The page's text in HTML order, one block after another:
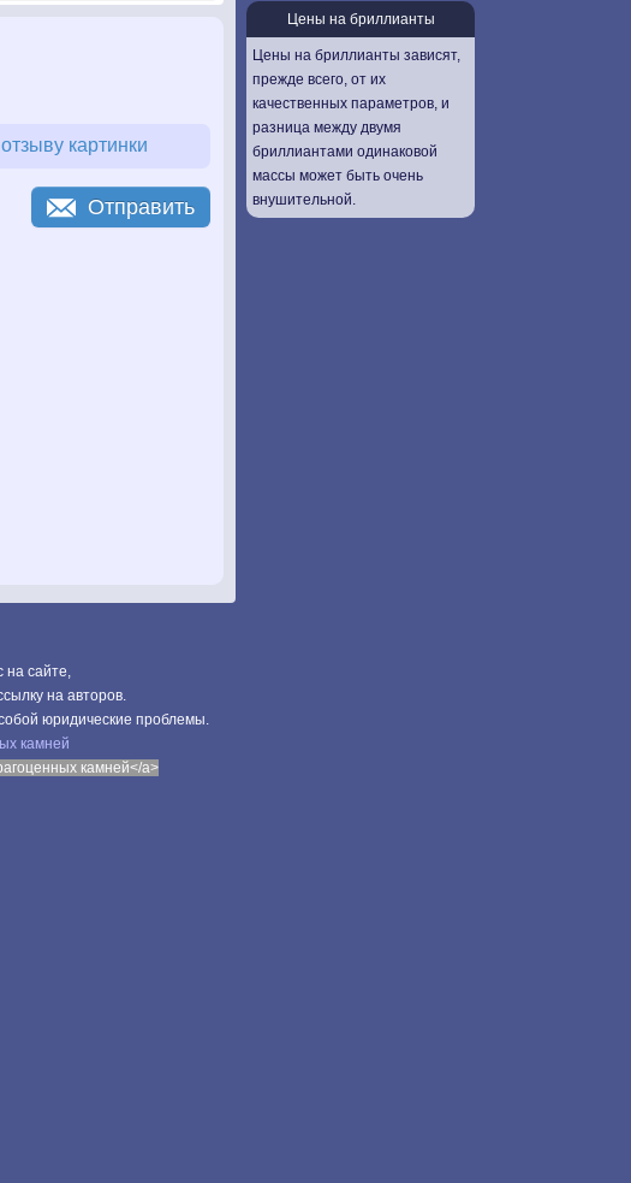
картинки
Отправить
сайте,
на авторов.
юридические проблемы.
камней
камней</a>
Цены на бриллианты
Цены на бриллианты зависят,
прежде всего, от их
качественных параметров, и
разница между двумя
бриллиантами одинаковой
массы может быть очень
внушительной.